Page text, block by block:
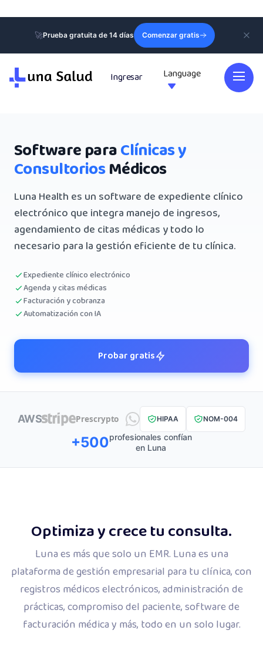
🚀Prueba gratuita de 14 días Comenzar gratis
Ingresar Language

Software paraClínicas y
ConsultoriosMédicos
Luna Health es un software de expediente clínico
electrónico que integra manejo de ingresos,
agendamiento de citas médicas y todo lo
necesario para la gestión eficiente de tu clínica.
Expediente clínico electrónico
Agenda y citas médicas
Facturación y cobranza
Automatización con IA
Probar gratis
AWS Prescrypto HIPAA NOM-004
+500profesionales confían
en Luna
Optimiza y crece tu consulta.
Luna es más que solo un EMR. Luna es una
plataforma de gestión empresarial para tu clínica, con
registros médicos electrónicos, administración de
prácticas, compromiso del paciente, software de
facturación médica y más, todo en un solo lugar.